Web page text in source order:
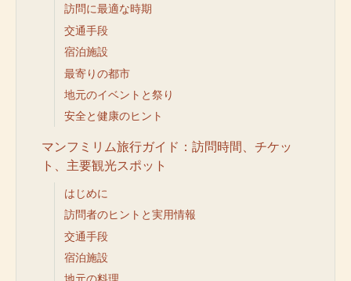
訪問に最適な時期
交通手段
宿泊施設
最寄りの都市
地元のイベントと祭り
安全と健康のヒント
マンフミリム旅行ガイド：訪問時間、チケッ
ト、主要観光スポット
はじめに
訪問者のヒントと実用情報
交通手段
宿泊施設